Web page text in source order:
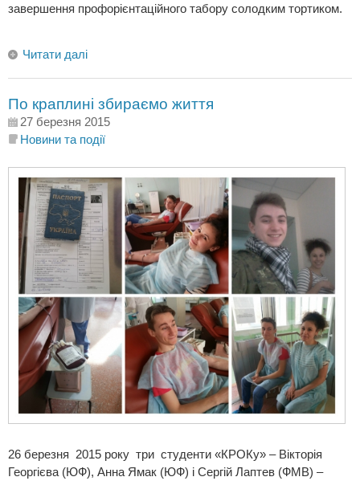
завершення профорієнтаційного табору солодким тортиком.
Читати далі
По краплині збираємо життя
27 березня 2015
Новини та події
26 березня 2015 року три студенти «КРОКу» – Вікторія
Георгієва (ЮФ), Анна Ямак (ЮФ) і Сергій Лаптев (ФМВ) –